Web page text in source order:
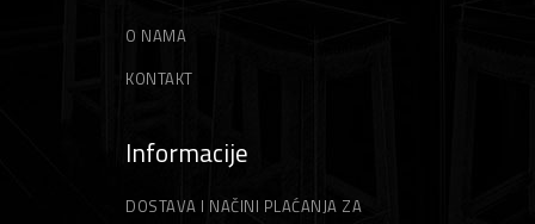
O NAMA
KONTAKT
Informacije
DOSTAVA I NAČINI PLAĆANJA ZA